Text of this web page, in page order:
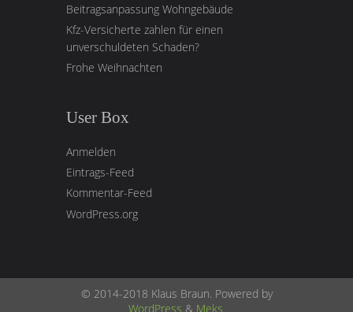
Beitragsanpassung Wohngebäude
Kfz-Versicherte zahlen für einen
unverschuldeten Schaden?
Frohe Weihnachten
User Box
Anmelden
Eintrags-Feed
Kommentar-Feed
WordPress.org
© 2014-2018 Klaus Braun. Powered by
WordPress & Meks